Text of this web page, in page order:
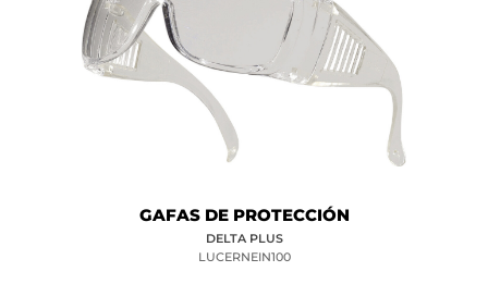
GAFAS DE PROTECCIÓN
DELTA PLUS
LUCERNEIN100